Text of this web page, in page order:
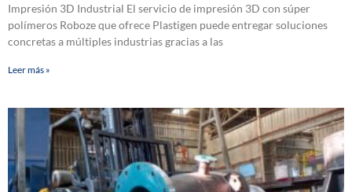
Impresión 3D Industrial El servicio de impresión 3D con súper
polímeros Roboze que ofrece Plastigen puede entregar soluciones
concretas a múltiples industrias gracias a las
Leer más »